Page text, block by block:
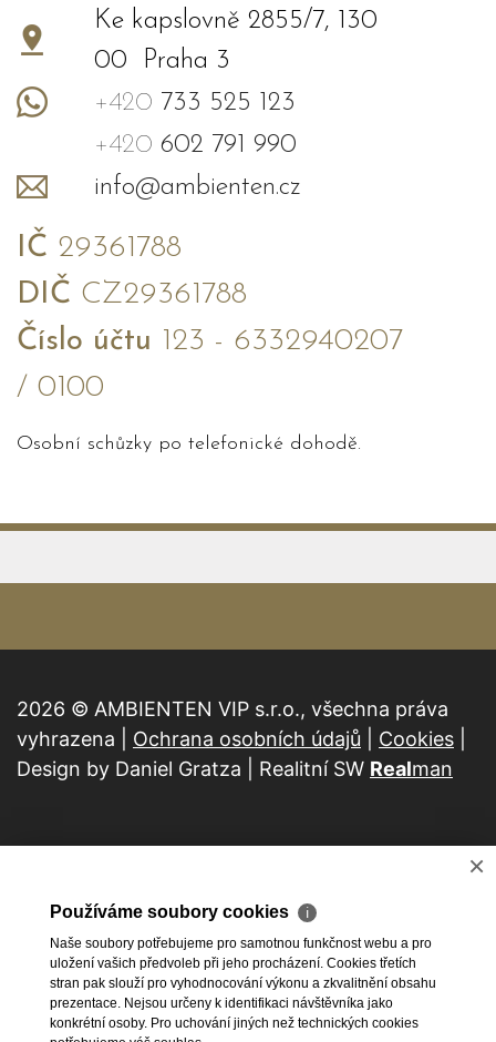
Ke kapslovně 2855/7, 130
00 Praha 3
+420 733 525 123
+420 602 791 990
info@ambienten.cz
IČ 29361788
DIČ CZ29361788
Číslo účtu 123 - 6332940207
/ 0100
Osobní schůzky po telefonické dohodě.
2026 © AMBIENTEN VIP s.r.o., všechna práva
vyhrazena | Ochrana osobních údajů Cookies
Design by Daniel Gratza | Realitní SW Realman
×
Používáme soubory cookies ℹ
Naše soubory potřebujeme pro samotnou funkčnost webu a pro
uložení vašich předvoleb při jeho procházení. Cookies třetích
stran pak slouží pro vyhodnocování výkonu a zkvalitnění obsahu
prezentace. Nejsou určeny k identifikaci návštěvníka jako
konkrétní osoby. Pro uchování jiných než technických cookies